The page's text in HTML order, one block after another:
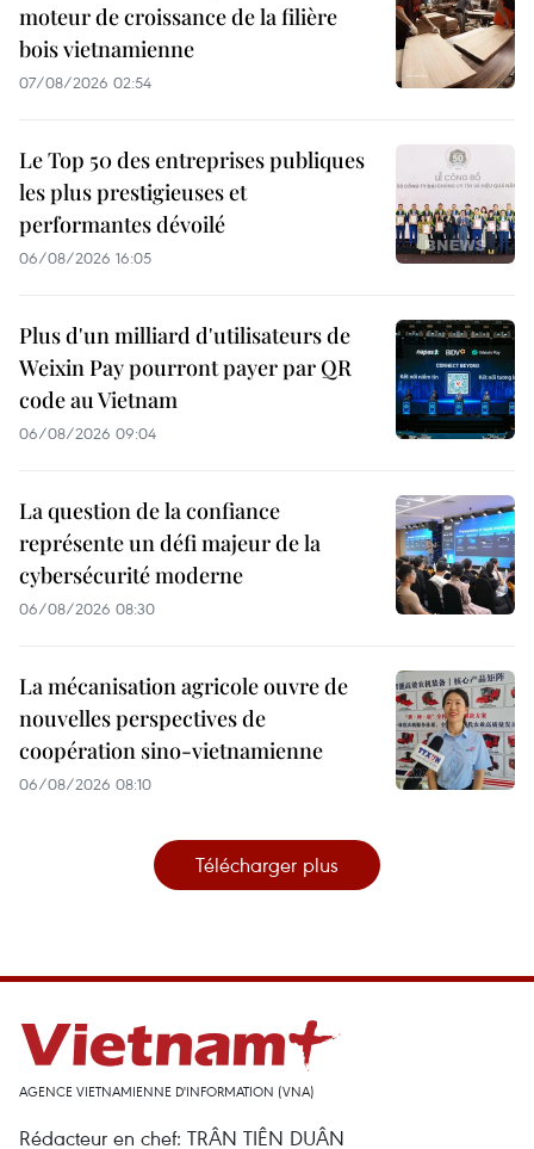
moteur de croissance de la filière
bois vietnamienne
07/08/2026 02:54
Le Top 50 des entreprises publiques
les plus prestigieuses et
performantes dévoilé
06/08/2026 16:05
Plus d'un milliard d'utilisateurs de
Weixin Pay pourront payer par QR
code au Vietnam
06/08/2026 09:04
La question de la confiance
représente un défi majeur de la
cybersécurité moderne
06/08/2026 08:30
La mécanisation agricole ouvre de
nouvelles perspectives de
coopération sino-vietnamienne
06/08/2026 08:10
Télécharger plus
AGENCE VIETNAMIENNE D'INFORMATION (VNA)
Rédacteur en chef: TRÂN TIÊN DUÂN